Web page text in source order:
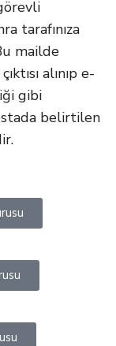
tarafınıza
mailde
alınıp e-
gibi
belirtilen